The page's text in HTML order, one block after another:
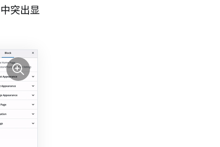
突出显